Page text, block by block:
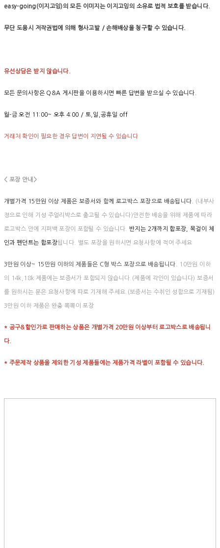
easy-going(이지고잉)의 모든 이미지는 이지고잉의 소유로 법적 보호를 받습니다.
무단 도용시 저작권법에 의해 형사고발 / 손해배상을 청구할 수 있습니다.
유선상담은 받지 않습니다.
모든 문의사항은 Q&A 게시판을 이용하시면 빠른 답변을 받으실 수 있습니다.
월-금 오전 11:00~ 오후 4:00 / 토,일,공휴일 off
거래처 확인이 필요한 경우 답변이 지연될 수 있습니다
< 포장 안내>
개별가격 15만원 이상 제품은 보증서와 함께 로고박스 포장으로 배송됩니다. (내부사
정으로 인해 기성 주얼리박스로 출고될 수 있습니다)안전한 배송을 위해 제품에 따라
로고박스 안에 지퍼백 포장이 포함될 수 있습니다. 반지는 2개까지 합포장, 목걸이 체
인과 펜던트는 합포장됩니다. 별도 포장을 원하시면 요청사항에 적어 주세요
3만원 이상~ 15만원 이하의 제품들은 C형 박스 포장으로 배송됩니다. 10만원 이하
의 14k,18k 제품에는 보증서가 포함되지 않습니다.(제품에 각인이 있습니다) 보증서
를 원하시는 분은 요청사항에 따로 기재해 주세요.(보증서는 수취인 성함으로 기재됨)
3만원 이하 제품은 완충 뽁뽁이 포장
* 공구&할인가로 판매하는 상품은 개별가격 20만원 이상부터 로고박스로 배송됩니
다.
* 주문제작 상품을 제외한 기성 제품들에는 제품가격 라벨이 포함될 수 있습니다.